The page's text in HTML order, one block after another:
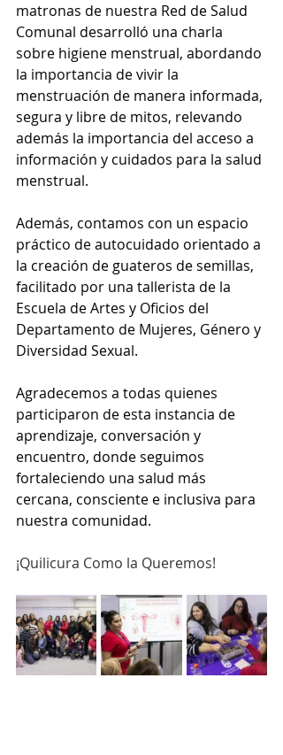
matronas de nuestra Red de Salud
Comunal desarrolló una charla
sobre higiene menstrual, abordando
la importancia de vivir la
menstruación de manera informada,
segura y libre de mitos, relevando
además la importancia del acceso a
información y cuidados para la salud
menstrual.
Además, contamos con un espacio
práctico de autocuidado orientado a
la creación de guateros de semillas,
facilitado por una tallerista de la
Escuela de Artes y Oficios del
Departamento de Mujeres, Género y
Diversidad Sexual.
Agradecemos a todas quienes
participaron de esta instancia de
aprendizaje, conversación y
encuentro, donde seguimos
fortaleciendo una salud más
cercana, consciente e inclusiva para
nuestra comunidad.
¡Quilicura Como la Queremos!